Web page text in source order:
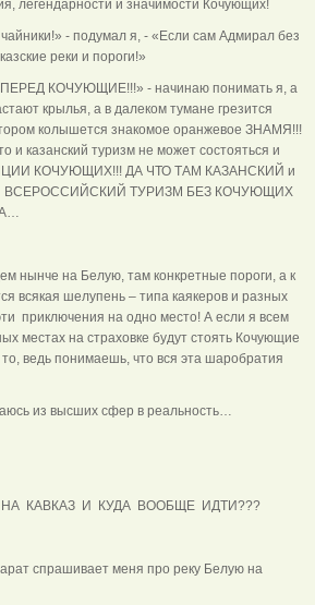
легендарности и значимости Кочующих!
- подумал я, - «Если сам Адмирал без
реки и пороги!»
КОЧУЮЩИЕ!!!» - начинаю понимать я, а
крылья, а в далеком тумане грезится
колышется знакомое оранжевое ЗНАМЯ!!!
и казанский туризм не может состояться и
КОЧУЮЩИХ!!! ДА ЧТО ТАМ КАЗАНСКИЙ и
ВСЕРОССИЙСКИЙ ТУРИЗМ БЕЗ КОЧУЮЩИХ
нынче на Белую, там конкретные пороги, а к
всякая шелупень – типа каякеров и разных
приключения на одно место! А если я всем
местах на страховке будут стоять Кочующие
ведь понимаешь, что вся эта шаробратия
из высших сфер в реальность…
КАВКАЗ И КУДА ВООБЩЕ ИДТИ???
спрашивает меня про реку Белую на